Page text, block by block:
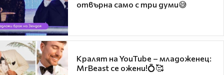
отвърна само с три думи😅
Кралят на YouTube – младоженец:
MrBeast се ожени!💍🥰